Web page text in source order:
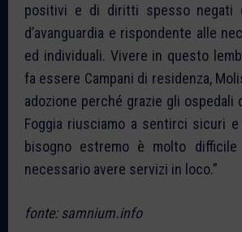
positivi e di diritti spesso negati
d’avanguardia e rispondente alle
ed individuali. Vivere in questo
fa essere Campani di residenza,
adozione perché grazie gli ospedali
Foggia riusciamo a sentirci sicuri
bisogno estremo è molto
necessario avere servizi in loco.”
fonte: samnium.info